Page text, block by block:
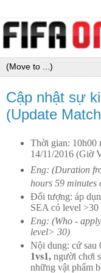
Cập nhật sự
(Update
Thời gian: 10h00
14/11/2016 (Giờ
Eng: (Duration
hours 59 minutes
Đối tượng: áp
SEA có level >30
Eng: (Who -
level> 30)
Nội dung: cứ sau
1vs1,người chơi
những vật phẩm